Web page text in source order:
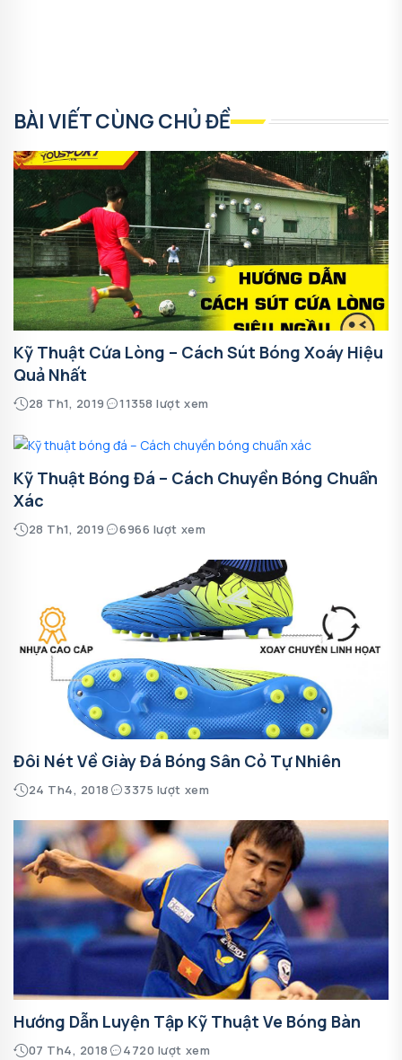
BÀI VIẾT CÙNG CHỦ ĐỀ
Kỹ Thuật Cứa Lòng – Cách Sút Bóng Xoáy Hiệu
Quả Nhất
28 Th1, 2019 11358 lượt xem
Kỹ Thuật Bóng Đá – Cách Chuyền Bóng Chuẩn
Xác
28 Th1, 2019 6966 lượt xem
Đôi Nét Về Giày Đá Bóng Sân Cỏ Tự Nhiên
24 Th4, 2018 3375 lượt xem
Hướng Dẫn Luyện Tập Kỹ Thuật Ve Bóng Bàn
07 Th4, 2018 4720 lượt xem